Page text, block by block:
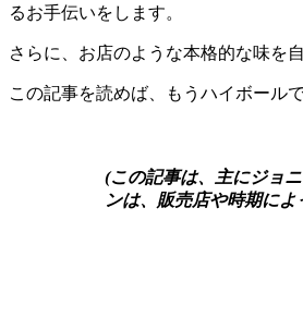
るお手伝いをします。
さらに、お店のような本格的な味を
この記事を読めば、もうハイボール
(この記事は、主にジョ
ンは、販売店や時期に